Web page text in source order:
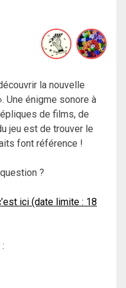
la nouvelle
Une énigme sonore à
de films, de
jeu est de trouver le
font référence !
?
ici (date limite : 18